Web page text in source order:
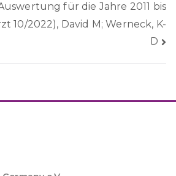
für die Jahre 2011 bis
10/2022), David M; Werneck, K-
D